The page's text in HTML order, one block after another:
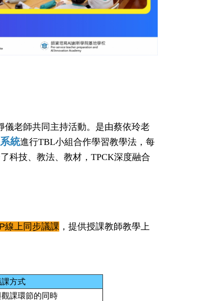
儀老師共同主持活動。是由蔡依玲老
系統進行TBL小組合作學習教學法 ，每
科技、教法、教材，TPCK深度融合
線上同步議課 ， 提供授課教師教學上
方式
課環節的同時